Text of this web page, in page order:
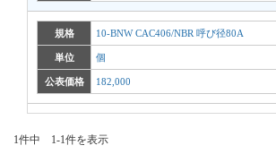
規格 10-BNW CAC406/NBR 呼び径80A
単位 個
公表価格 182,000
1件中 1-1件を表示